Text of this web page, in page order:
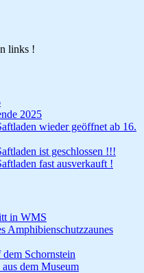
links !
2025
wieder geöffnet ab 16.
ist geschlossen !!!
fast ausverkauft !
in WMS
Amphibienschutzzaunes
dem Schornstein
dem Museum